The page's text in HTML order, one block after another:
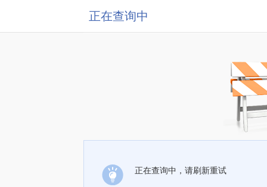
正在查询中
正在查询中，请刷新重试